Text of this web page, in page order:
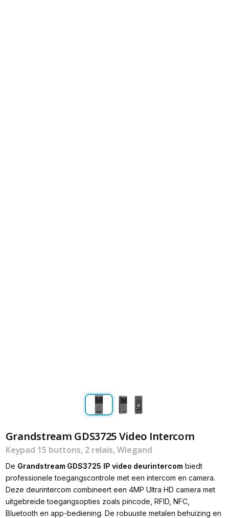
Grandstream GDS3725 Video Intercom
Keypad 15 buttons, 2 relais, Wiegand
De Grandstream GDS3725 IP video deurintercom biedt
professionele toegangscontrole met een intercom en camera.
Deze deurintercom combineert een 4MP Ultra HD camera met
uitgebreide toegangsopties zoals pincode, RFID, NFC,
Bluetooth en app-bediening. De robuuste metalen behuizing en